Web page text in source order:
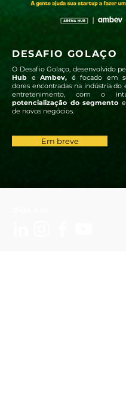
DESAFIO GOLAÇO
O Desafio Golaço, desenvolvido
Hub e Ambev, é focado em
dores encontradas na indústria do
entretenimento, com o
potencialização do segmento
de novos negócios.
Em breve